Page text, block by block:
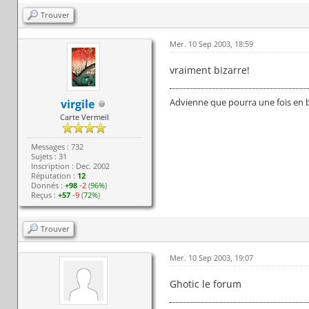
Trouver
virgile
Carte Vermeil
Messages : 732
Sujets : 31
Inscription : Dec. 2002
Réputation : 12
Donnés : +98 -2(96%)
Reçus : +57 -9(72%)
Mer. 10 Sep 2003, 18:59
vraiment bizarre!
Advienne que pourra une fois en
Trouver
Mer. 10 Sep 2003, 19:07
Ghotic le forum